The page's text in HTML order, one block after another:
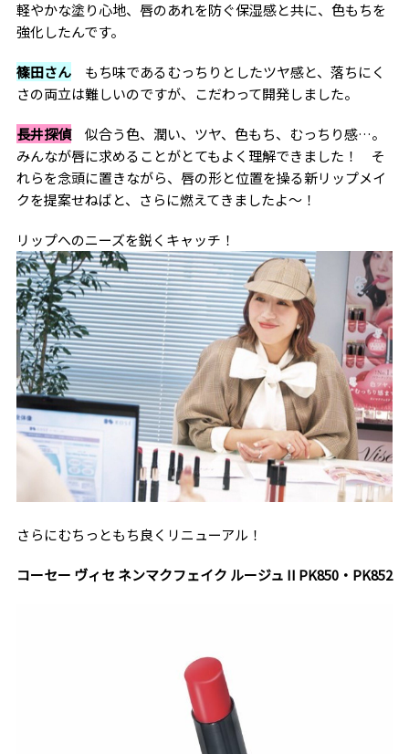
軽やかな塗り心地、唇のあれを防ぐ保湿感と共に、色もちを
強化したんです。
篠田さんもち味であるむっちりとしたツヤ感と、落ちにく
さの両立は難しいのですが、こだわって開発しました。
長井探偵似合う色、潤い、ツヤ、色もち、むっちり感…。
みんなが唇に求めることがとてもよく理解できました！ そ
れらを念頭に置きながら、唇の形と位置を操る新リップメイ
クを提案せねばと、さらに燃えてきましたよ〜！
リップへのニーズを鋭くキャッチ！
さらにむちっともち良くリニューアル！
コーセー ヴィセ ネンマクフェイク ルージュ II PK850・PK852